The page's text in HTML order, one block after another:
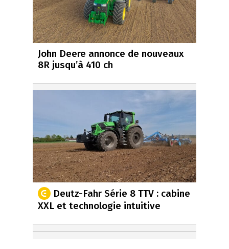
John Deere annonce de nouveaux
8R jusqu’à 410 ch
Deutz-Fahr Série 8 TTV : cabine
XXL et technologie intuitive